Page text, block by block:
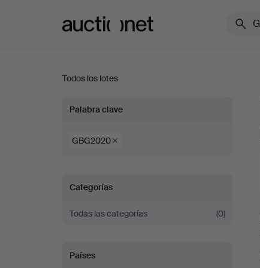
Todos los lotes
“GBG2020”
Palabra clave
GBG2020
Categorías
Todas las categorías (0)
Países